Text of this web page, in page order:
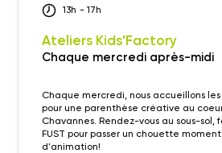
13h - 17h
Ateliers Kids'Factory
Chaque mercredi après-midi
Chaque mercredi, nous accueillons
pour une parenthèse créative au
Chavannes. Rendez-vous au sous-sol,
FUST pour passer un chouette
d'animation!